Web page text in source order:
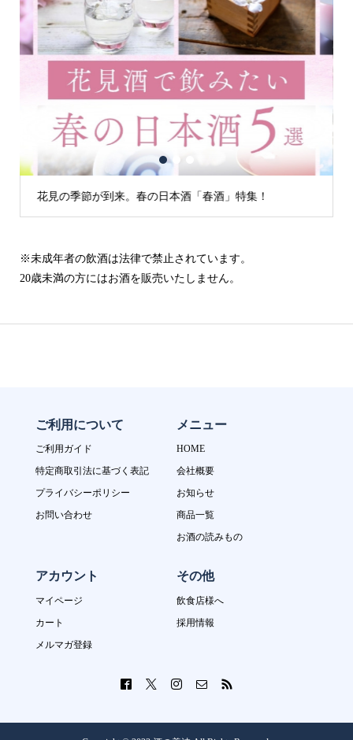
花見の季節が到来。春の日本酒「春酒」特集！
1 2
※未成年者の飲酒は法律で禁止されています。
20歳未満の方にはお酒を販売いたしません。
ご利用について
ご利用ガイド
特定商取引法に基づく表記
プライバシーポリシー
お問い合わせ
メニュー
HOME
会社概要
お知らせ
商品一覧
お酒の読みもの
アカウント
マイページ
カート
メルマガ登録
その他
飲食店様へ
採用情報